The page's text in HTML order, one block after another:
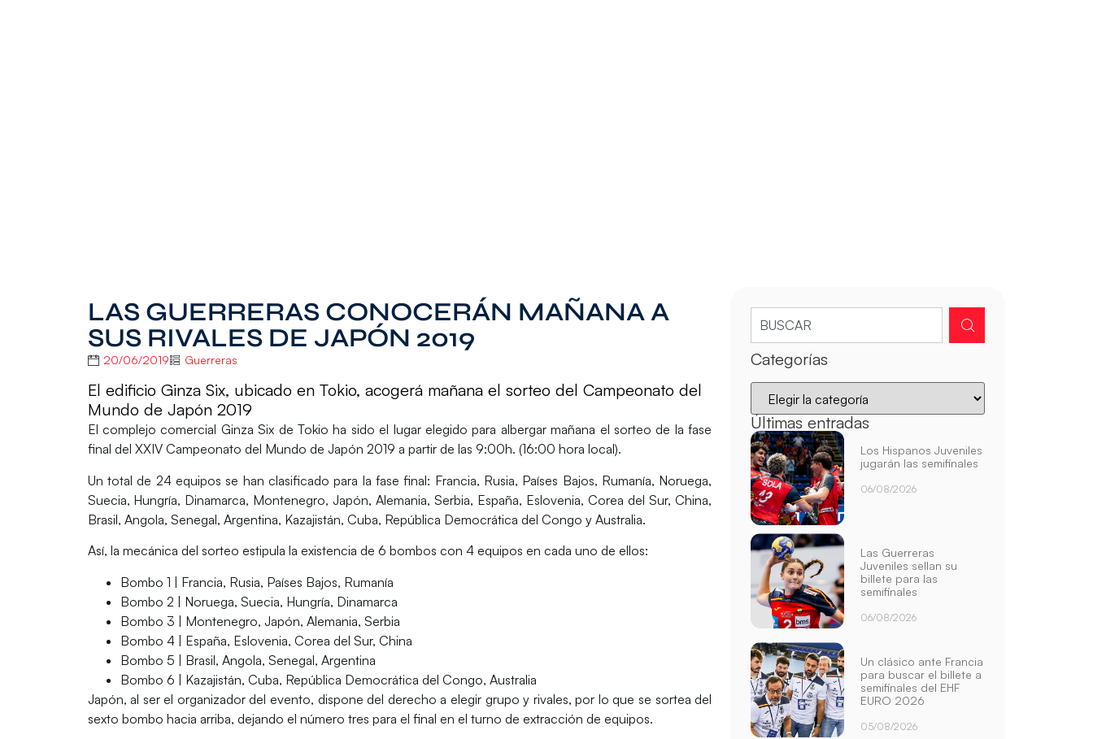
LAS GUERRERAS CONOCERÁN MAÑANA A
SUS RIVALES DE JAPÓN 2019
20/06/2019 Guerreras
El edificio Ginza Six, ubicado en Tokio, acogerá mañana el sorteo del Campeonato del
Mundo de Japón 2019
El complejo comercial Ginza Six de Tokio ha sido el lugar elegido para albergar mañana el sorteo de la fase
final del XXIV Campeonato del Mundo de Japón 2019 a partir de las 9:00h. (16:00 hora local).
Un total de 24 equipos se han clasificado para la fase final: Francia, Rusia, Países Bajos, Rumanía, Noruega,
Suecia, Hungría, Dinamarca, Montenegro, Japón, Alemania, Serbia, España, Eslovenia, Corea del Sur, China,
Brasil, Angola, Senegal, Argentina, Kazajistán, Cuba, República Democrática del Congo y Australia.
Así, la mecánica del sorteo estipula la existencia de 6 bombos con 4 equipos en cada uno de ellos:
Bombo 1 | Francia, Rusia, Países Bajos, Rumanía
Bombo 2 | Noruega, Suecia, Hungría, Dinamarca
Bombo 3 | Montenegro, Japón, Alemania, Serbia
Bombo 4 | España, Eslovenia, Corea del Sur, China
Bombo 5 | Brasil, Angola, Senegal, Argentina
Bombo 6 | Kazajistán, Cuba, República Democrática del Congo, Australia
Japón, al ser el organizador del evento, dispone del derecho a elegir grupo y rivales, por lo que se sortea del
sexto bombo hacia arriba, dejando el número tres para el final en el turno de extracción de equipos.
Categorías
Últimas entradas
Los Hispanos Juveniles
jugarán las semifinales
06/08/2026
Las Guerreras
Juveniles sellan su
billete para las
semifinales
06/08/2026
Un clásico ante Francia
para buscar el billete a
semifinales del EHF
EURO 2026
05/08/2026